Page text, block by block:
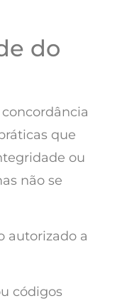
do
que
ou
não se
autorizado a
códigos